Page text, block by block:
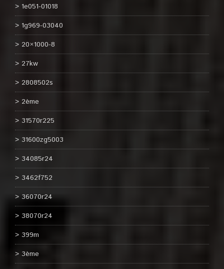
1e051-01018
1g969-03040
20×1000-8
27kw
2808502s
2ème
31570r225
31600zg5003
34085r24
3462f752
36070r24
38070r24
399m
3ème